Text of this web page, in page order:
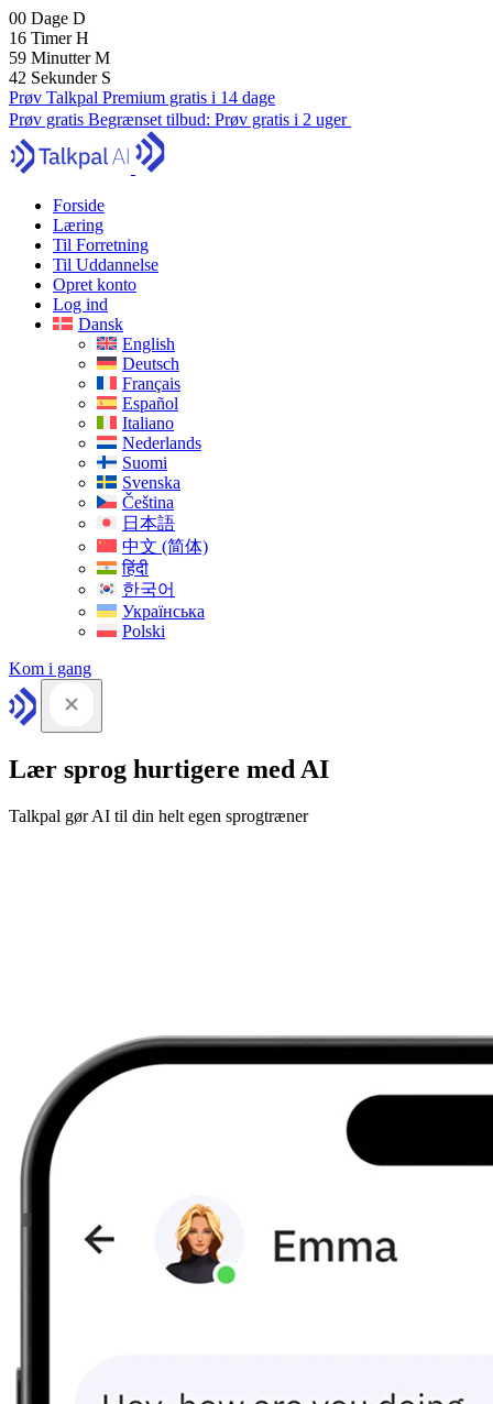
00 Dage D
16 TimerH
59 MinutterM
41 Sekunder S
Prøv Talkpal Premium gratis i 14 dage
Prøv gratis Begrænset tilbud: Prøv gratis i 2 uger
Forside
Læring
Til Forretning
Til Uddannelse
Opret konto
Log ind
Dansk
English
Deutsch
Français
Español
Italiano
Nederlands
Suomi
Svenska
Čeština
日本語
中文 (简体)
हिंदी
한국어
Українська
Polski
Kom i gang
Lær sprog hurtigere med AI
Talkpal gør AI til din helt egen sprogtræner